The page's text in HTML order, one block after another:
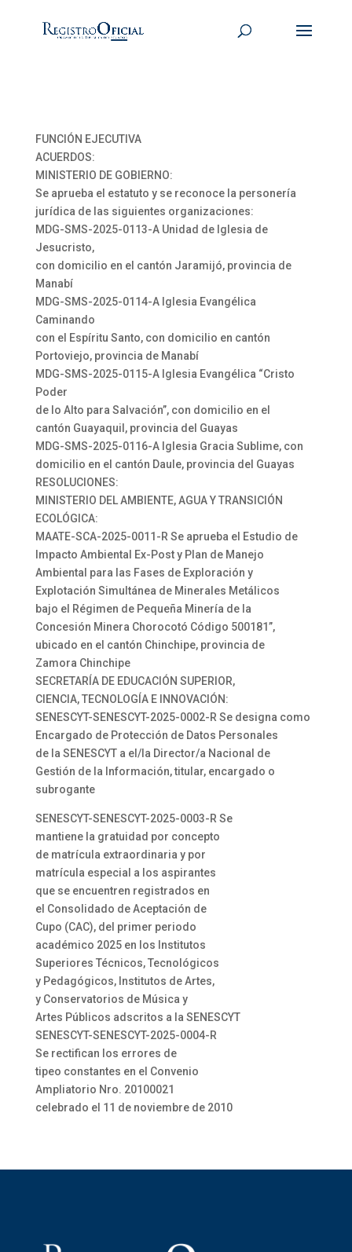
FUNCIÓN EJECUTIVA
ACUERDOS:
MINISTERIO DE GOBIERNO:
Se aprueba el estatuto y se reconoce la personería
jurídica de las siguientes organizaciones:
MDG-SMS-2025-0113-A Unidad de Iglesia de
Jesucristo,
con domicilio en el cantón Jaramijó, provincia de
Manabí
MDG-SMS-2025-0114-A Iglesia Evangélica
Caminando
con el Espíritu Santo, con domicilio en cantón
Portoviejo, provincia de Manabí
MDG-SMS-2025-0115-A Iglesia Evangélica “Cristo
Poder
de lo Alto para Salvación”, con domicilio en el
cantón Guayaquil, provincia del Guayas
MDG-SMS-2025-0116-A Iglesia Gracia Sublime, con
domicilio en el cantón Daule, provincia del Guayas
RESOLUCIONES:
MINISTERIO DEL AMBIENTE, AGUA Y TRANSICIÓN
ECOLÓGICA:
MAATE-SCA-2025-0011-R Se aprueba el Estudio de
Impacto Ambiental Ex-Post y Plan de Manejo
Ambiental para las Fases de Exploración y
Explotación Simultánea de Minerales Metálicos
bajo el Régimen de Pequeña Minería de la
Concesión Minera Chorocotó Código 500181”,
ubicado en el cantón Chinchipe, provincia de
Zamora Chinchipe
SECRETARÍA DE EDUCACIÓN SUPERIOR,
CIENCIA, TECNOLOGÍA E INNOVACIÓN:
SENESCYT-SENESCYT-2025-0002-R Se designa como
Encargado de Protección de Datos Personales
de la SENESCYT a el/la Director/a Nacional de
Gestión de la Información, titular, encargado o
subrogante
SENESCYT-SENESCYT-2025-0003-R Se
mantiene la gratuidad por concepto
de matrícula extraordinaria y por
matrícula especial a los aspirantes
que se encuentren registrados en
el Consolidado de Aceptación de
Cupo (CAC), del primer periodo
académico 2025 en los Institutos
Superiores Técnicos, Tecnológicos
y Pedagógicos, Institutos de Artes,
y Conservatorios de Música y
Artes Públicos adscritos a la SENESCYT
SENESCYT-SENESCYT-2025-0004-R
Se rectifican los errores de
tipeo constantes en el Convenio
Ampliatorio Nro. 20100021
celebrado el 11 de noviembre de 2010